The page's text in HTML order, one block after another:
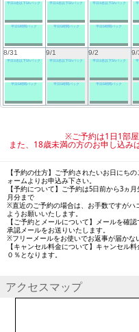
平日3名以下5hパック
平日5時間パック
平日3名以下5hパック
平日5時間パック
平日3名以下5hパック
平日5時間パック
8/31
平日3名以下5hパック
平日5時間パック
9/1
平日3名以下5hパック
平日5時間パック
9/2
平日3名以下5hパック
平日5時間パック
9/
※ご予約は1日1部屋
また、18歳未満の方のお申し込み
【予約の仕方】ご予約されたいお日にち
ォームよりお申込み下さい。
【予約について】ご予約は5日前から3ヵ
月分まで
※直近のご予約の場合は、お手数ですがハ
ようお願いいたします。
【ご予約とメールについて】メールを確
承認メールをお送りいたします。
※フリーメールをお使いでお返事が届かな
【キャンセル料金について】キャンセル
０％となります。
アクセスマップ